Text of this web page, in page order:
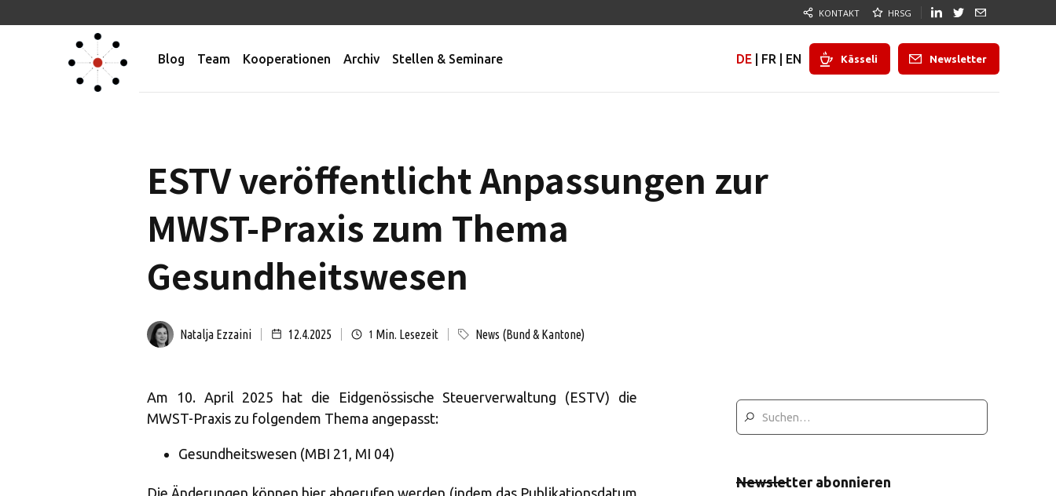
KONTAKT HRSG
Blog Team Kooperationen Archiv Stellen & Seminare DE FR EN Kässeli Newsletter
ESTV veröffentlicht Anpassungen zur
MWST-Praxis zum Thema
Gesundheitswesen
Natalja Ezzaini 12.4.2025 1 Min. Lesezeit News (Bund & Kantone)
Am 10. April 2025 hat die Eidgenössische Steuerverwaltung (ESTV) die
MWST-Praxis zu folgendem Thema angepasst:
Gesundheitswesen (MBI 21, MI 04)
Die Änderungen können hierabgerufen werden (indem das Publikationsdatum
Newsletter abonnieren